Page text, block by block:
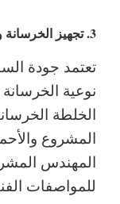
3. تجهيز الخرسانة واختيار الخلطة المناسبة
تعتمد جودة
نوعية
الخلطة
المشروع
المهندس
للمواصفات